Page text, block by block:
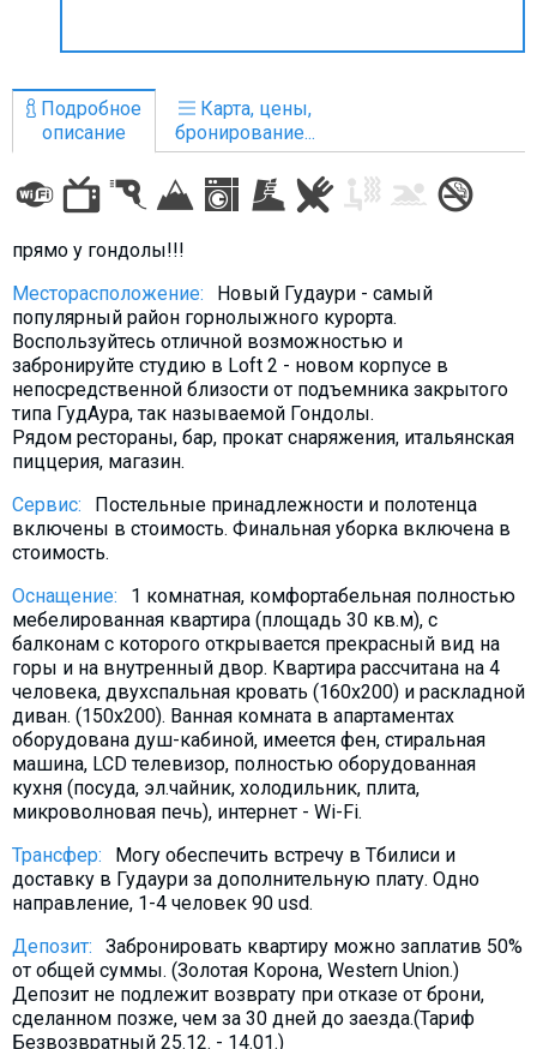
Подробное
описание
Карта, цены,
бронирование...
прямо у гондолы!!!
Месторасположение:
Новый Гудаури - самый
популярный район горнолыжного курорта.
Воспользуйтесь отличной возможностью и
забронируйте студию в Loft 2 - новом корпусе в
непосредственной близости от подъемника закрытого
типа ГудАура, так называемой Гондолы.
Рядом рестораны, бар, прокат снаряжения, итальянская
пиццерия, магазин.
Сервис:
Постельные принадлежности и полотенца
включены в стоимость. Финальная уборка включена в
стоимость.
Оснащение:
1 комнатная, комфортабельная полностью
мебeлированная квартира (площадь 30 кв.м), с
балконам с которого открывается прекрасный вид на
горы и на внутренный двор. Квартира рассчитана на 4
человека, двухспальная кровать (160х200) и раскладной
диван. (150х200). Ванная комната в апартаментах
оборудована душ-кабиной, имеется фен, стиральная
машина, LCD телевизор, полностью оборудованная
кухня (посуда, эл.чайник, холодильник, плита,
микроволновая печь), интернет - Wi-Fi.
Трансфер:
Могу обеспечить встречу в Тбилиси и
доставку в Гудаури за дополнительную плату. Oдно
направление, 1-4 человек 90 usd.
Депозит:
Забронировать квартиру можно заплатив 50%
от общей суммы. (Золотая Корона, Western Union.)
Депозит не подлежит возврату при отказе от брони,
сделанном позже, чем за 30 дней до заезда.(Тариф
Безвозвратный 25.12. - 14.01.)
Коттеджи
Отели
% Горячие предложения
Казбеги
Другое
ГРУЗИЯ
О Грузии
Визы и Документы
Что пить?
Деньги
Галерея
Отчеты
Безопасность